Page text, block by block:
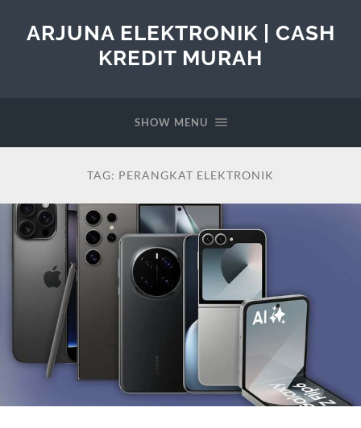
ARJUNA ELEKTRONIK | CASH
KREDIT MURAH
SHOW MENU
TAG: PERANGKAT ELEKTRONIK